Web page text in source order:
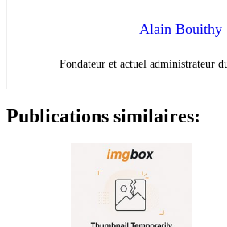
Alain Bouithy
Fondateur et actuel administrateur
Publications similaires: